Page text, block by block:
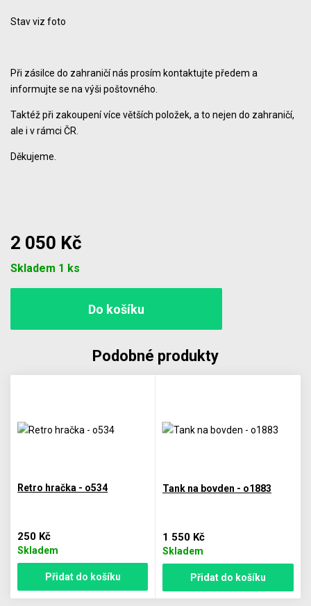
Stav viz foto
Při zásilce do zahraničí nás prosím kontaktujte předem a
informujte se na výši poštovného.
Taktéž při zakoupení více větších položek, a to nejen do zahraničí,
ale i v rámci ČR.
Děkujeme.
2 050 Kč
Skladem 1 ks
Podobné produkty
Retro hračka - o534
250 Kč
Skladem
Přidat do košíku
Tank na bovden - o1883
1 550 Kč
Skladem
Přidat do košíku